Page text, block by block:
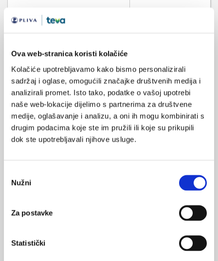
Ova web-stranica koristi kolačiće
Kolačiće upotrebljavamo kako bismo personalizirali
sadržaj i oglase, omogućili značajke društvenih medija i
analizirali promet. Isto tako, podatke o vašoj upotrebi
naše web-lokacije dijelimo s partnerima za društvene
medije, oglašavanje i analizu, a oni ih mogu kombinirati s
drugim podacima koje ste im pružili ili koje su prikupili
dok ste upotrebljavali njihove usluge.
pristanka
Nužni
Za postavke
Statistički
VEZANI SADRŽAJ
03.10.2022.
Gastroezofagealna refluksna bolest - kandidati za
endoskopiju, liječenje
Inhibitori protonske pumpe - učinkoviti inhibitori
lučenja želučane kiseline
Inhibitori protonske pumpe - osnove farmakologije
Barrettov jednjak: biomarkeri za preživljenje i
31.10.2017.